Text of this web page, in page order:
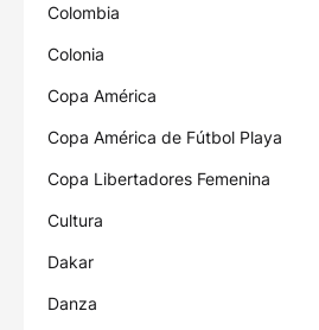
Colombia
Colonia
Copa América
Copa América de Fútbol Playa
Copa Libertadores Femenina
Cultura
Dakar
Danza